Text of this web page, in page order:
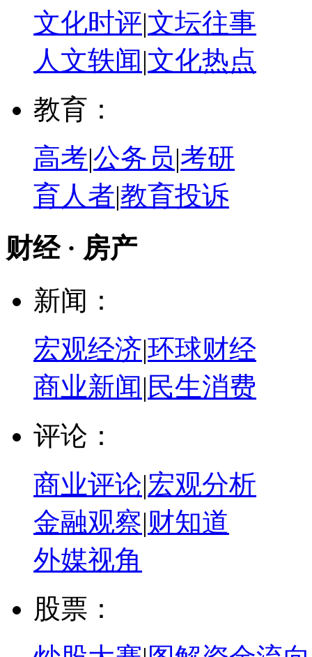
文化时评|文坛往事
人文轶闻|文化热点
教育：
高考|公务员|考研
育人者|教育投诉
财经 · 房产
新闻：
宏观经济|环球财经
商业新闻| 民生消费
评论：
商业评论|宏观分析
金融观察|财知道
外媒视角
股票：